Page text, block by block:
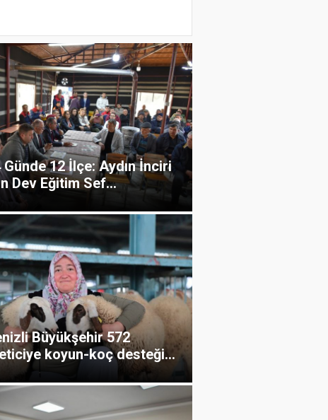
Günde 12 İlçe: Aydın İnciri
Dev Eğitim Sef...
Büyükşehir 572
koyun-koç desteği...